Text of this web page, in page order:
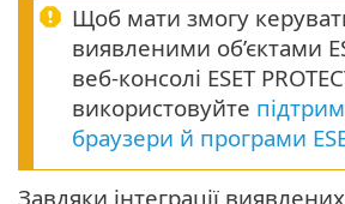
Щоб мати змогу
виявленими об’єктами
веб-консолі ESET
використовуйте
браузери й програми
Завдяки інтеграції виявлених